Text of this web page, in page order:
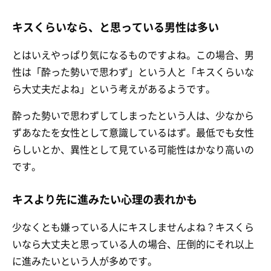
キスくらいなら、と思っている男性は多い
とはいえやっぱり気になるものですよね。この場合、男
性は「酔った勢いで思わず」という人と「キスくらいな
ら大丈夫だよね」という考えがあるようです。
酔った勢いで思わずしてしまったという人は、少なから
ずあなたを女性として意識しているはず。最低でも女性
らしいとか、異性として見ている可能性はかなり高いの
です。
キスより先に進みたい心理の表れかも
少なくとも嫌っている人にキスしませんよね？キスくら
いなら大丈夫と思っている人の場合、圧倒的にそれ以上
に進みたいという人が多めです。